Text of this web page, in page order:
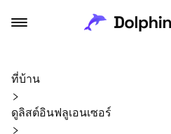
ที่บ้าน
ดูลิสต์อินฟลูเอนเซอร์